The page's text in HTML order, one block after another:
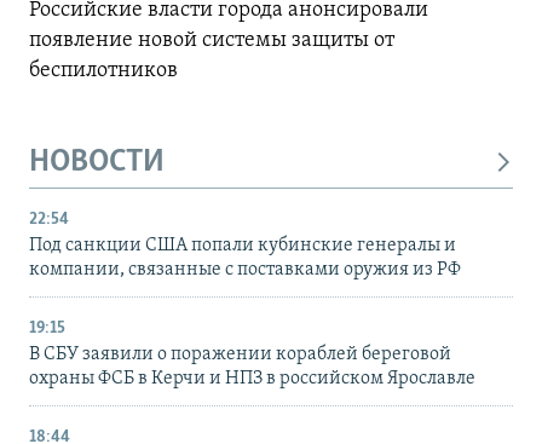
Российские власти города анонсировали
появление новой системы защиты от
беспилотников
НОВОСТИ
22:54
Под санкции США попали кубинские генералы и
компании, связанные с поставками оружия из РФ
19:15
В СБУ заявили о поражении кораблей береговой
охраны ФСБ в Керчи и НПЗ в российском Ярославле
18:44